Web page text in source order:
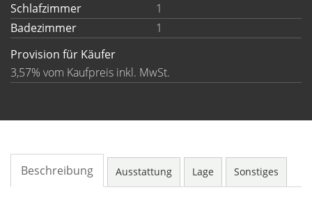
Schlafzimmer
1
Badezimmer
1
Provision für Käufer
3,57% vom Kaufpreis inkl. MwSt.
Beschreibung Ausstattung Lage Sonstiges